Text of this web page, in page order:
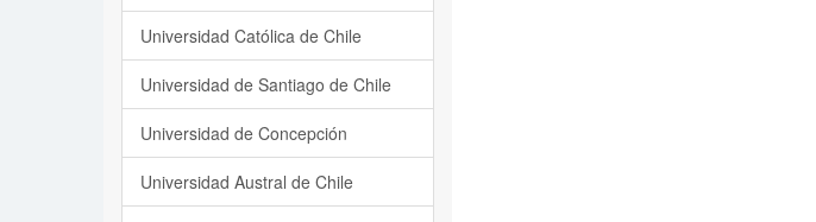
Universidad Católica de Chile
Universidad de Santiago de Chile
Universidad de Concepción
Universidad Austral de Chile